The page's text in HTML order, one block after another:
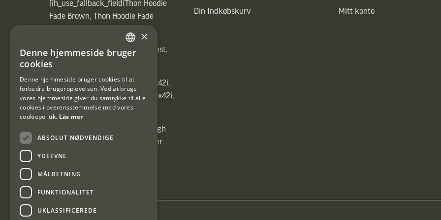
[ih_use_fallback_field(Thon Hoodie
Fade Brown, Thon Hoodie Fade
[ih_use_fallback_field(Heated vest,
Heated vest)]
[ih_use_fallback_field(C6 1,7-10x42i,
6ggr förstoringsväxel!, C6 1,7-10x42i,
6ggr förstoringsväxel!)]
[ih_use_fallback_field(Carrier High
Energy Professional 15kg, Carrier
High Energy Professional 15kg)]
Din Indkøbskurv Mitt konto
SWEDISH
×
Denne hjemmeside bruger
cookies
Denne hjemmeside bruger cookies til at
forbedre brugeroplevelsen. Ved at bruge
vores hjemmeside giver du samtykke til alle
cookies i overensstemmelse med vores
cookiepolitik. Läs mer
ABSOLUT NØDVENDIGE
YDEEVNE
MÅLRETNING
FUNKTIONALITET
UKLASSIFICEREDE